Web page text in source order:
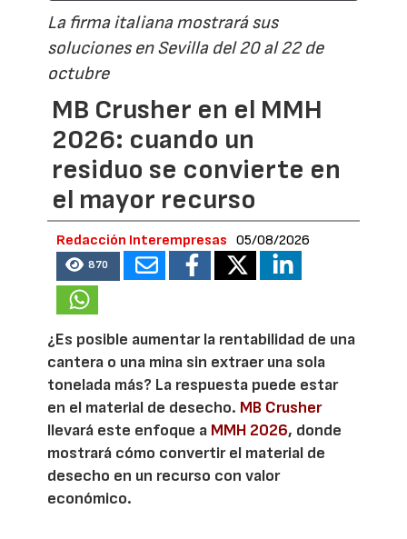
La firma italiana mostrará sus
soluciones en Sevilla del 20 al 22 de
octubre
MB Crusher en el MMH
2026: cuando un
residuo se convierte en
el mayor recurso
Redacción Interempresas 05/08/2026
870
¿Es posible aumentar la rentabilidad de una
cantera o una mina sin extraer una sola
tonelada más? La respuesta puede estar
en el material de desecho. MB Crusher
llevará este enfoque a MMH 2026, donde
mostrará cómo convertir el material de
desecho en un recurso con valor
económico.